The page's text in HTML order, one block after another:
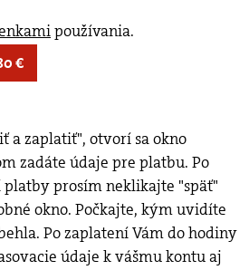
používania.
€
a zaplatiť", otvorí sa okno
zadáte údaje pre platbu. Po
prosím neklikajte "späť"
okno. Počkajte, kým uvidíte
Po zaplatení Vám do hodiny
údaje k vášmu kontu aj